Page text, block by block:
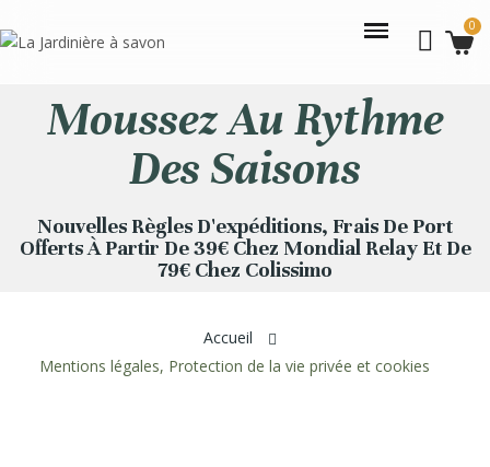
Moussez Au Rythme
Des Saisons
Nouvelles Règles D'expéditions, Frais De Port
Offerts À Partir De 39€ Chez Mondial Relay Et De
79€ Chez Colissimo
Accueil
Mentions légales, Protection de la vie privée et cookies